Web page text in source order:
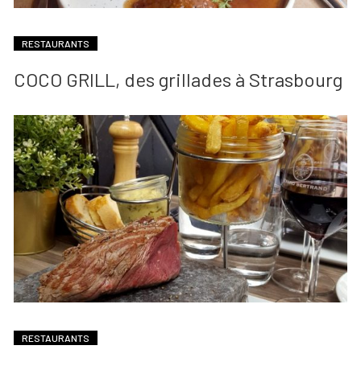
RESTAURANTS
COCO GRILL, des grillades à Strasbourg
RESTAURANTS